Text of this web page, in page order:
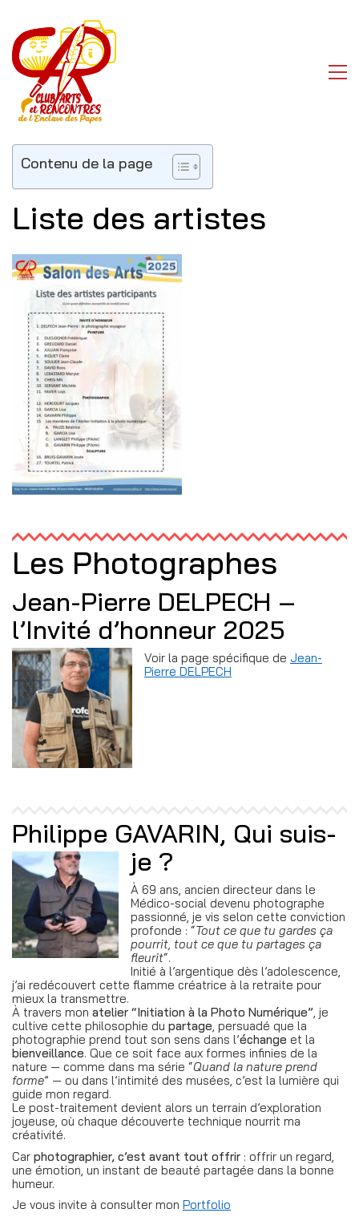
Contenu de la page
Liste des artistes
Les Photographes
Jean-Pierre DELPECH –
l’Invité d’honneur 2025
Voir la page spécifique de Jean-
Pierre DELPECH
Philippe GAVARIN, Qui suis-
je ?
À 69 ans, ancien directeur dans le
Médico-social devenu photographe
passionné, je vis selon cette conviction
profonde : “Tout ce que tu gardes ça
pourrit, tout ce que tu partages ça
fleurit“.
Initié à l’argentique dès l’adolescence,
j’ai redécouvert cette flamme créatrice à la retraite pour
mieux la transmettre.
À travers mon atelier “Initiation à la Photo Numérique”, je
cultive cette philosophie du partage, persuadé que la
photographie prend tout son sens dans l’échange et la
bienveillance. Que ce soit face aux formes infinies de la
nature — comme dans ma série “Quand la nature prend
forme” — ou dans l’intimité des musées, c’est la lumière qui
guide mon regard.
Le post-traitement devient alors un terrain d’exploration
joyeuse, où chaque découverte technique nourrit ma
créativité.
Car photographier, c’est avant tout offrir : offrir un regard,
une émotion, un instant de beauté partagée dans la bonne
humeur.
Je vous invite à consulter mon Portfolio